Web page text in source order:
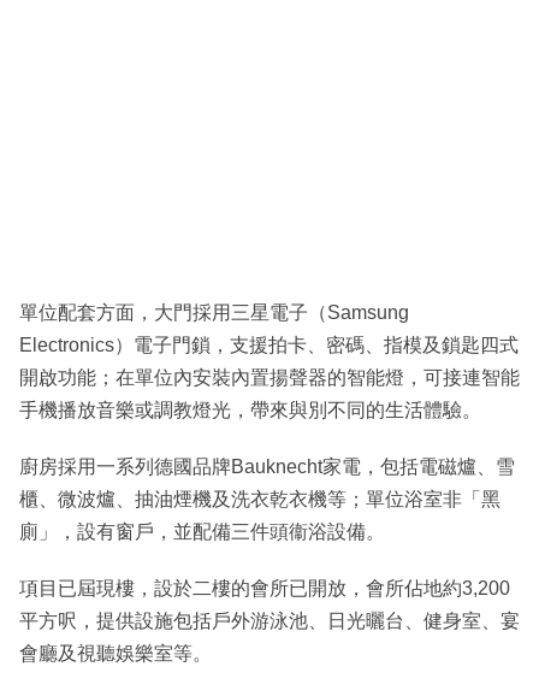
單位配套方面，大門採用三星電子（Samsung
Electronics）電子門鎖，支援拍卡、密碼、指模及鎖匙四式
開啟功能；在單位內安裝內置揚聲器的智能燈，可接連智能
手機播放音樂或調教燈光，帶來與別不同的生活體驗。
廚房採用一系列德國品牌Bauknecht家電，包括電磁爐、雪
櫃、微波爐、抽油煙機及洗衣乾衣機等；單位浴室非「黑
廁」，設有窗戶，並配備三件頭衞浴設備。
項目已屆現樓，設於二樓的會所已開放，會所佔地約3,200
平方呎，提供設施包括戶外游泳池、日光曬台、健身室、宴
會廳及視聽娛樂室等。